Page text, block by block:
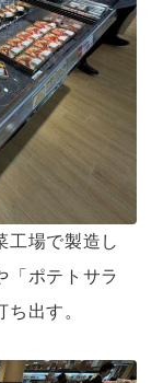
工場で製造し
「ポテトサラ
出す。